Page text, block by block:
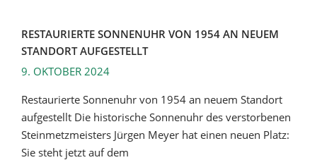
RESTAURIERTE SONNENUHR VON 1954 AN NEUEM
STANDORT AUFGESTELLT
9. OKTOBER 2024
Restaurierte Sonnenuhr von 1954 an neuem Standort
aufgestellt Die historische Sonnenuhr des verstorbenen
Steinmetzmeisters Jürgen Meyer hat einen neuen Platz:
Sie steht jetzt auf dem